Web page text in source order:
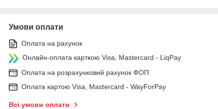
Умови оплати
Оплата на рахунок
Онлайн-оплата карткою Visa, Mastercard - LiqPay
Оплата на розрахунковий рахунок ФОП
Оплата картою Visa, Mastercard - WayForPay
Всі умови оплати